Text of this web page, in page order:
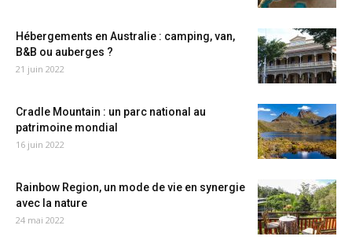
Hébergements en Australie : camping, van,
B&B ou auberges ?
21 juin 2022
Cradle Mountain : un parc national au
patrimoine mondial
16 juin 2022
Rainbow Region, un mode de vie en synergie
avec la nature
24 mai 2022